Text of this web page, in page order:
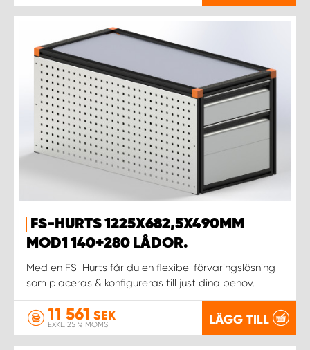
FS-HURTS 1225X682,5X490MM
MOD1 140+280 LÅDOR.
Med en FS-Hurts får du en flexibel förvaringslösning
som placeras & konfigureras till just dina behov.
11 561 SEK
EXKL. 25 % MOMS LÄGG TILL